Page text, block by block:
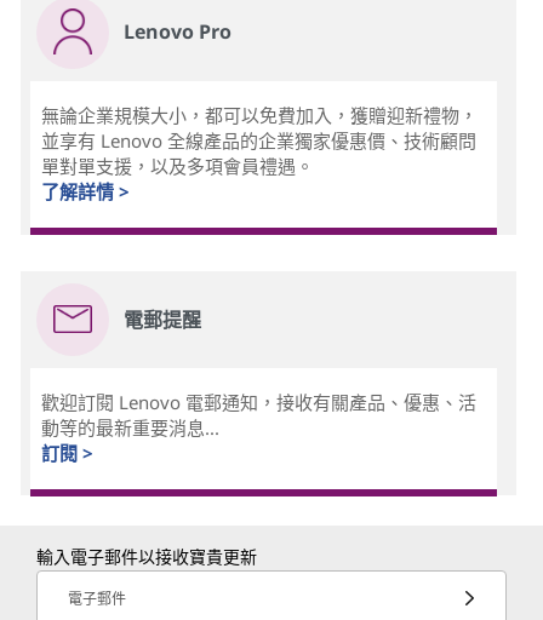
Lenovo Pro
無論企業規模大小，都可以免費加入，獲贈迎新禮物，
並享有 Lenovo 全線產品的企業獨家優惠價、技術顧問
單對單支援，以及多項會員禮遇。
了解詳情 >
電郵提醒
歡迎訂閱 Lenovo 電郵通知，接收有關產品、優惠、活
動等的最新重要消息...
訂閱 >
輸入電子郵件以接收寶貴更新
電子郵件